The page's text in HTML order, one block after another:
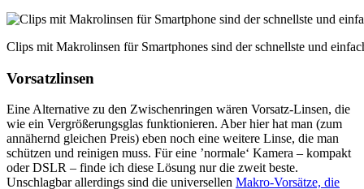
Clips mit Makrolinsen für Smartphones sind der schnellste und
Vorsatzlinsen
Eine Alternative zu den Zwischenringen wären Vorsatz-Linsen, die
wie ein Vergrößerungsglas funktionieren. Aber hier hat man (zum
annähernd gleichen Preis) eben noch eine weitere Linse, die man
schützen und reinigen muss. Für eine ’normale‘ Kamera – kompakt
oder DSLR – finde ich diese Lösung nur die zweit beste.
Unschlagbar allerdings sind die universellen Makro-Vorsätze, die